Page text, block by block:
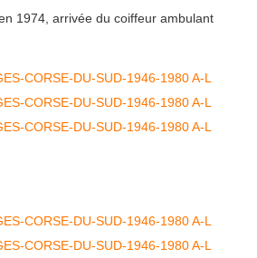
1974, arrivée du coiffeur ambulant